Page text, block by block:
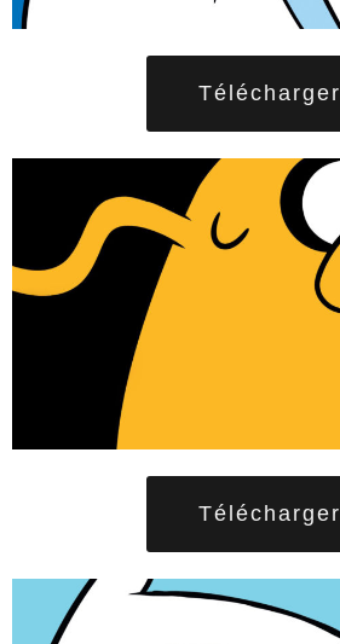
Télécharger
Télécharger